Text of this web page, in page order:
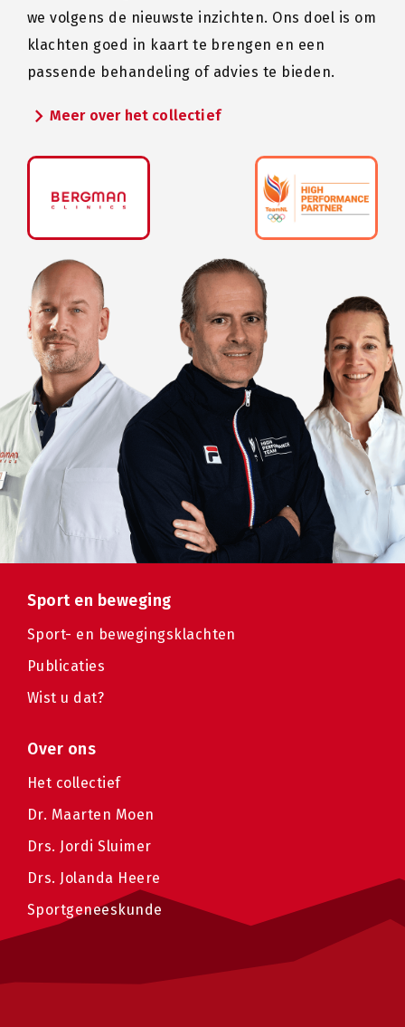
we volgens de nieuwste inzichten. Ons doel is om
klachten goed in kaart te brengen en een
passende behandeling of advies te bieden.
chevron_rightMeer over het collectief
Sport en beweging
Sport- en bewegingsklachten
Publicaties
Wist u dat?
Over ons
Het collectief
Dr. Maarten Moen
Drs. Jordi Sluimer
Drs. Jolanda Heere
Sportgeneeskunde